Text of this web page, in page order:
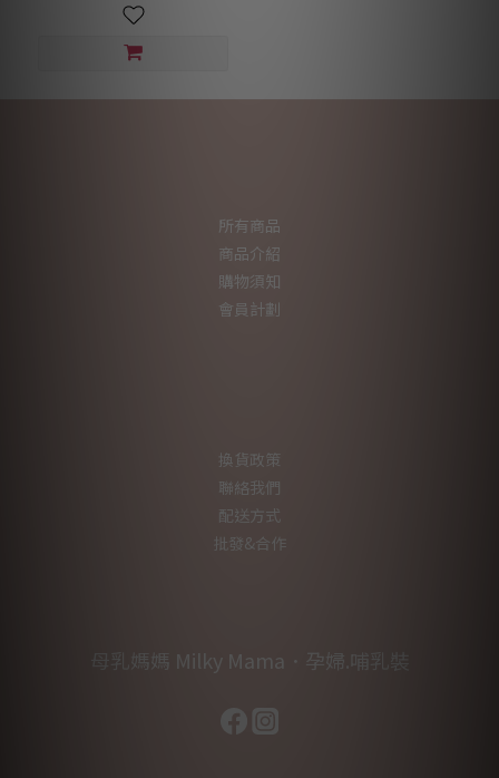
所有商品
商品介紹
購物須知
會員計劃
換貨政策
聯絡我們
配送方式
批發&合作
母乳媽媽 Milky Mama．孕婦.哺乳裝